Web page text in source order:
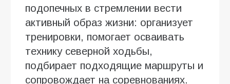
подопечных в стремлении вести
активный образ жизни: организует
тренировки, помогает осваивать
технику северной ходьбы,
подбирает подходящие маршруты и
сопровождает на соревнованиях.